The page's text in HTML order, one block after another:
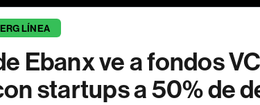
LÍNEA
Ebanx ve a fondos
startups a 50% de